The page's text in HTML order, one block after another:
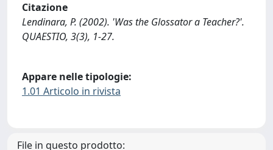
Citazione
Lendinara, P. (2002). 'Was the Glossator a Teacher?'.
QUAESTIO, 3(3), 1-27.
Appare nelle tipologie:
1.01 Articolo in rivista
File in questo prodotto: